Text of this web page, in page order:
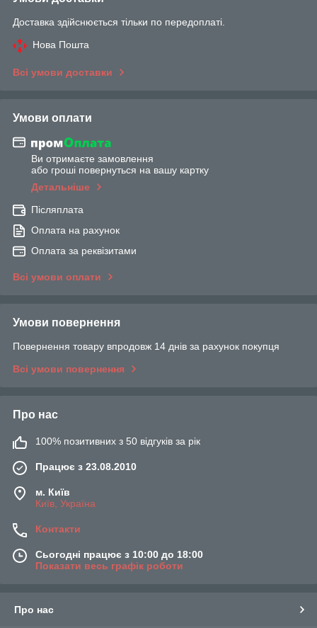
Доставка здійснюється тільки по передоплаті.
Нова Пошта
Всі умови доставки
Умови оплати
Ви отримаєте замовлення
або гроші повернуться на вашу картку
Детальніше
Післяплата
Оплата на рахунок
Оплата за реквізитами
Всі умови оплати
Умови повернення
Повернення товару впродовж 14 днів за рахунок покупця
Всі умови повернення
Про нас
100% позитивних з 50 відгуків за рік
Працює з 23.08.2010
м. Київ
Київ, Україна
Контакти
Сьогодні працює з 10:00 до 18:00
Показати весь графік роботи
Про нас